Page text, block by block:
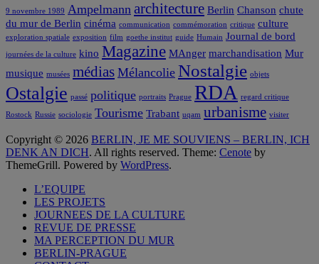
9 novembre 1989 Ampelmann architecture Berlin Chanson chute
du mur de Berlin cinéma communication commémoration critique culture
exploration spatiale exposition film goethe institut guide Humain Journal de bord
journées de la culture kino Magazine MAnger marchandisation Mur
musique musées médias Mélancolie Nostalgie objets
Ostalgie passé politique portraits Prague RDA regard critique
Rostock Russie sociologie Tourisme Trabant uqam urbanisme visiter
Copyright © 2026 BERLIN, JE ME SOUVIENS – BERLIN, ICH
DENK AN DICH. All rights reserved. Theme: Cenote by
ThemeGrill. Powered by WordPress.
L’EQUIPE
LES PROJETS
JOURNEES DE LA CULTURE
REVUE DE PRESSE
MA PERCEPTION DU MUR
BERLIN-PRAGUE